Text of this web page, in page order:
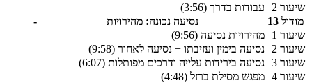
שיעור 2
עבודות בדרך (3:56)
מודול 13
נסיעה נכונה: מהירויות
-
שיעור 1
מהירויות נסיעה (9:56)
שיעור 2
נסיעה בימין ועזיבתו + נסיעה לאחור (9:58)
שיעור 3
נסיעה בירידות עלייה ודרכים מפותלות (6:07)
שיעור 4
מפגש מסילת ברזל (4:48)